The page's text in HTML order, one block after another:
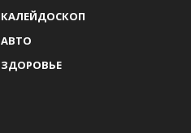
КАЛЕЙДОСКОП
АВТО
ЗДОРОВЬЕ